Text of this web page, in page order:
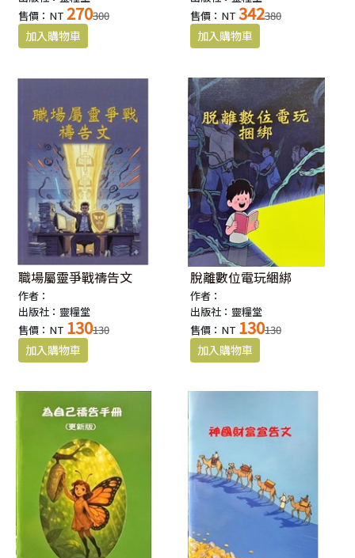
售價：NT 270300
售價：NT 342380
職場屬靈爭戰禱告文
作者：
出版社：靈糧堂
售價：NT 130130
脫離數位電玩綑綁
作者：
出版社：靈糧堂
售價：NT 130130